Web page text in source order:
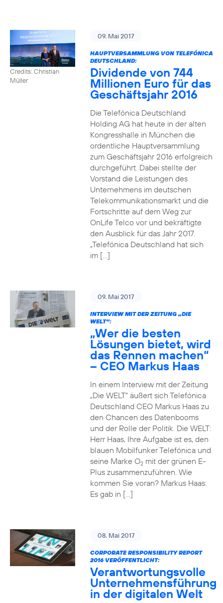
Credits: Christian
Müller
09. Mai 2017
HAUPTVERSAMMLUNG VON TELEFÓNICA
DEUTSCHLAND:
Dividende von 744
Millionen Euro für das
Geschäftsjahr 2016
Die Telefónica Deutschland
Holding AG hat heute in der alten
Kongresshalle in München die
ordentliche Hauptversammlung
zum Geschäftsjahr 2016 erfolgreich
durchgeführt. Dabei stellte der
Vorstand die Leistungen des
Unternehmens im deutschen
Telekommunikationsmarkt und die
Fortschritte auf dem Weg zur
OnLife Telco vor und bekräftigte
den Ausblick für das Jahr 2017.
„Telefónica Deutschland hat sich
im […]
09. Mai 2017
INTERVIEW MIT DER ZEITUNG „DIE
WELT“:
„Wer die besten
Lösungen bietet, wird
das Rennen machen“
– CEO Markus Haas
In einem Interview mit der Zeitung
„Die WELT“ äußert sich Telefónica
Deutschland CEO Markus Haas zu
den Chancen des Datenbooms
und der Rolle der Politik. Die WELT:
Herr Haas, Ihre Aufgabe ist es, den
blauen Mobilfunker Telefónica und
seine Marke O2mit der grünen E-
Plus zusammenzuführen. Wie
kommen Sie voran? Markus Haas:
Es gab in […]
08. Mai 2017
CORPORATE RESPONSIBILITY REPORT
2016 VERÖFFENTLICHT:
Verantwortungsvolle
Unternehmensführung
in der digitalen Welt